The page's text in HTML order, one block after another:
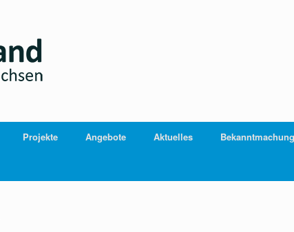
Projekte Angebote Aktuelles